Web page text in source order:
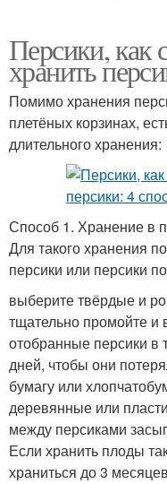
Персики, как
хранить
Помимо хранения
плетёных корзинах,
длительного хранения:
Способ 1. Хранение в
Для такого хранения
персики или персики
выберите твёрдые и
тщательно промойте и
отобранные персики
дней, чтобы они
бумагу или
деревянные или
между персиками
Если хранить плоды
храниться до 3 месяцев